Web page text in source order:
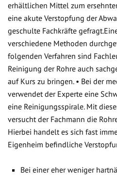
erhältlichen Mittel zum
eine akute Verstopfung der
geschulte Fachkräfte
verschiedene Methoden
folgenden Verfahren sind
Reinigung der Rohre auch
auf Kurs zu bringen. • Bei der
verwendet der Experte eine
eine Reinigungsspirale. Mit
versucht der Fachmann die
Hierbei handelt es sich fast
Eigenheim befindliche
Bei einer eher weniger